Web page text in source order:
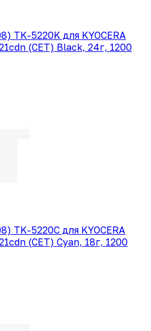
TK-5220K для KYOCERA
(CET) Black, 24г, 1200
TK-5220C для KYOCERA
(CET) Cyan, 18г, 1200